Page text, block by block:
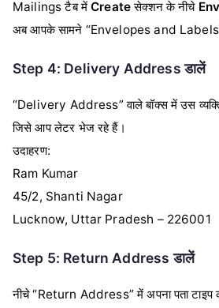
Mailings टैब मेंCreateसेक्शन के नीचे
अब आपके सामने “Envelopes and Labels”
Step 4: Delivery Address डालें
“Delivery Address” वाले बॉक्स में उस
जिसे आप लेटर भेज रहे हैं।
उदाहरण:
Ram Kumar
45/2, Shanti Nagar
Lucknow, Uttar Pradesh – 226001
Step 5: Return Address डालें
नीचे “Return Address” में अपना पता टाइप